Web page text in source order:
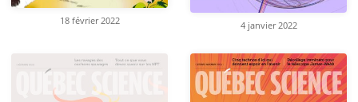
18 février 2022 4 janvier 2022